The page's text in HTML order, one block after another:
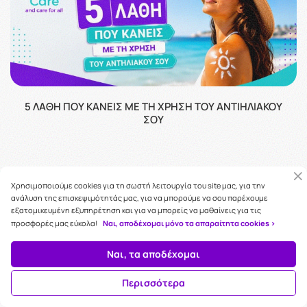
5 ΛΆΘΗ ΠΟΥ ΚΆΝΕΙΣ ΜΕ ΤΗ ΧΡΉΣΗ ΤΟΥ ΑΝΤΙΗΛΙΑΚΟΎ
ΣΟΥ
ΌΛΑ ΤΑ ΆΡΘΡΑ
Χρησιμοποιούμε cookies για τη σωστή λειτουργία του site μας, για την
ανάλυση της επισκεψιμότητάς μας, για να μπορούμε να σου παρέχουμε
εξατομικευμένη εξυπηρέτηση και για να μπορείς να μαθαίνεις για τις
προσφορές μας εύκολα! Ναι, αποδέχομαι μόνο τα απαραίτητα cookies >
Ναι, τα αποδέχομαι
Περισσότερα